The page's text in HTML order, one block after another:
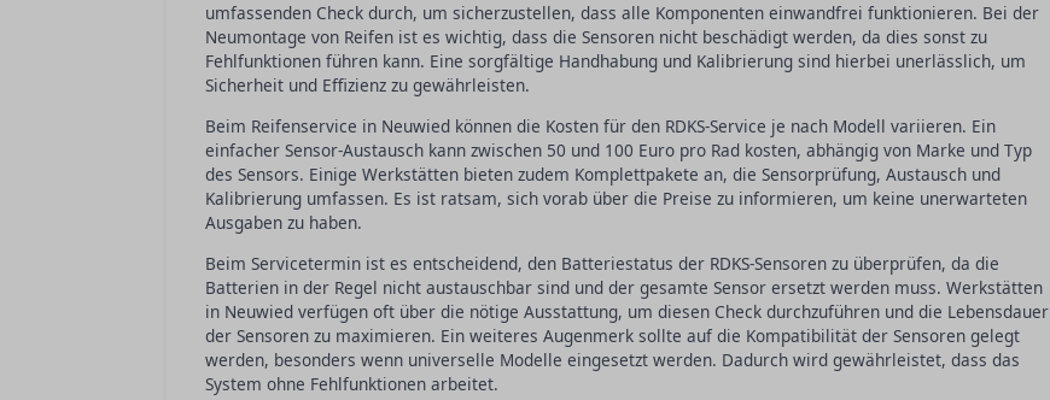
umfassenden Check durch, um sicherzustellen, dass alle Komponenten einwandfrei funktionieren. Bei der
Neumontage von Reifen ist es wichtig, dass die Sensoren nicht beschädigt werden, da dies sonst zu
Fehlfunktionen führen kann. Eine sorgfältige Handhabung und Kalibrierung sind hierbei unerlässlich, um
Sicherheit und Effizienz zu gewährleisten.
Beim Reifenservice in Neuwied können die Kosten für den RDKS-Service je nach Modell variieren. Ein
einfacher Sensor-Austausch kann zwischen 50 und 100 Euro pro Rad kosten, abhängig von Marke und Typ
des Sensors. Einige Werkstätten bieten zudem Komplettpakete an, die Sensorprüfung, Austausch und
Kalibrierung umfassen. Es ist ratsam, sich vorab über die Preise zu informieren, um keine unerwarteten
Ausgaben zu haben.
Beim Servicetermin ist es entscheidend, den Batteriestatus der RDKS-Sensoren zu überprüfen, da die
Batterien in der Regel nicht austauschbar sind und der gesamte Sensor ersetzt werden muss. Werkstätten
in Neuwied verfügen oft über die nötige Ausstattung, um diesen Check durchzuführen und die Lebensdauer
der Sensoren zu maximieren. Ein weiteres Augenmerk sollte auf die Kompatibilität der Sensoren gelegt
werden, besonders wenn universelle Modelle eingesetzt werden. Dadurch wird gewährleistet, dass das
System ohne Fehlfunktionen arbeitet.